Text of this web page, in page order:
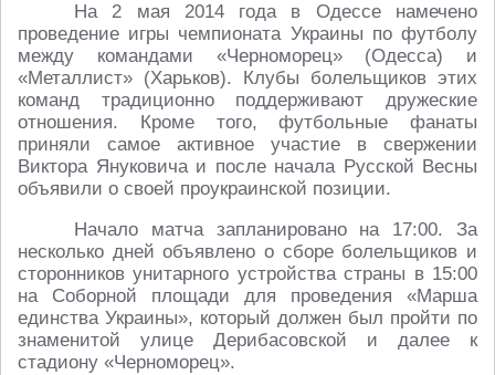
На 2 мая 2014 года в Одессе намечено
проведение игры чемпионата Украины по футболу
между командами «Черноморец» (Одесса) и
«Металлист» (Харьков). Клубы болельщиков этих
команд традиционно поддерживают дружеские
отношения. Кроме того, футбольные фанаты
приняли самое активное участие в свержении
Виктора Януковича и после начала Русской Весны
объявили о своей проукраинской позиции.
Начало матча запланировано на 17:00. За
несколько дней объявлено о сборе болельщиков и
сторонников унитарного устройства страны в 15:00
на Соборной площади для проведения «Марша
единства Украины», который должен был пройти по
знаменитой улице Дерибасовской и далее к
стадиону «Черноморец».